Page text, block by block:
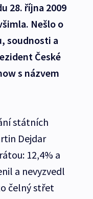
28. října 2009
Nešlo o
soudnosti a
České
s názvem
státních
Dejdar
12,4% a
a nevyzvedl
čelný střet